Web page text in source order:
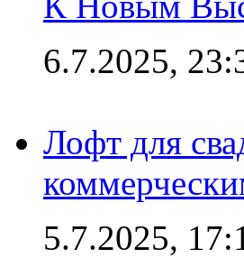
6.7.2025,
Лофт для
5.7.2025,